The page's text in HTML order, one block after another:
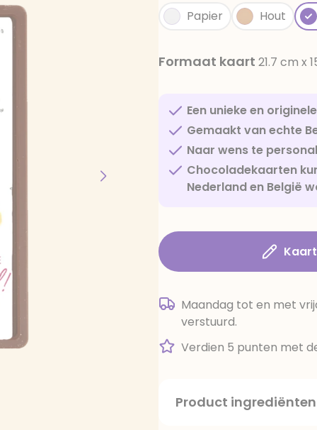
Papier Hout
Formaat kaart 21.7 cm x
Een unieke en
Gemaakt van echte
Naar wens te
Chocoladekaarten
Nederland en België
Maandag tot en met
verstuurd.
Verdien 5 punten met
Product ingrediënten